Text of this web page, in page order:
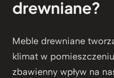
drewniane?
Meble drewniane
klimat w
zbawienny wpływ na